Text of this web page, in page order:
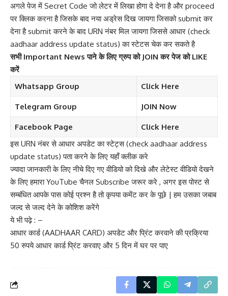
अगले पेज में Secret Code जो लेटर में लिखा होगा दे देना है और proceed
पर क्लिक करना है जिसके बाद नया अड्रेस दिख जायगा जिसको submit कर
देना है submit करने के बाद URN नंबर मिल जायगा जिससे आधार (check
aadhaar address update status) का स्टेटस चेक कर सकते है
सभी Important News पाने के लिए ग्रुप को JOIN कर पेज को LIKE
करें
Whatsapp Group
Click Here
Telegram Group JOIN Now
Facebook Page
Click Here
इस URN नंबर से आधार अपडेट का स्टेट्स (check aadhaar address
update status) पता करने के लिए यहाँ क्लीक करे
ज्यादा जानकारी के लिए नीचे दिए गए वीडियो को दिखे और लेटेस्ट वीडियो देखने
के लिए हमाराYouTube चैनल Subscribe जरूर करे , अगर इस पोस्ट से
सम्बंधित आपके पास कोई प्रश्न है तो कृपया कमेंट कर के पूछे | हम उसका जबाब
जल्द से जल्द देने के कोशिश करेंगे
ये भी पढ़े : –
आधार कार्ड (AADHAAR CARD) अपडेट और प्रिंट करवाने की प्रक्रिया
50 रुपये आधार कार्ड प्रिंट करवाए और 5 दिन में घर पर पाए